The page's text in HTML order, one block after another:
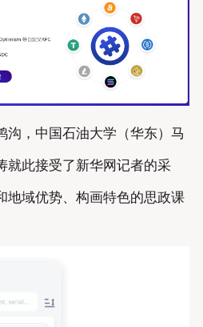
沟，中国石油大学（华东）马
就此接受了新华网记者的采
地域优势、构画特色的思政课